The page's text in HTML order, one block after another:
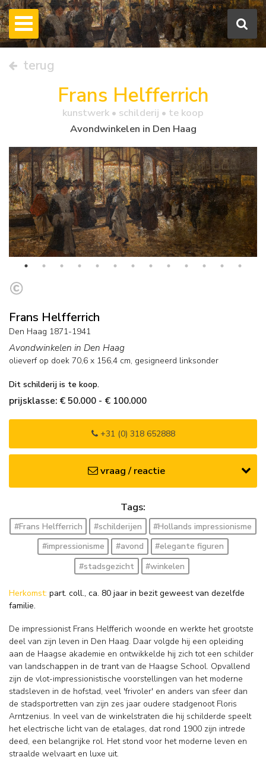
terug
Frans Helfferrich
kunstwerk • schilderij • te koop
Avondwinkelen in Den Haag
Frans Helfferrich
Den Haag 1871-1941
Avondwinkelen in Den Haag
olieverf op doek 70,6 x 156,4 cm, gesigneerd linksonder
Dit schilderij is te koop.
prijsklasse: € 50.000 - € 100.000
+31 (0) 318 652888
vraag / reactie
Tags:
#Frans Helfferrich #schilderijen
#Hollands impressionisme
#impressionisme
#avond
#elegante figuren
#stadsgezicht
#winkelen
Herkomst: part. coll., ca. 80 jaar in bezit geweest van dezelfde
familie.
De impressionist Frans Helfferich woonde en werkte het grootste
deel van zijn leven in Den Haag. Daar volgde hij een opleiding
aan de Haagse akademie en ontwikkelde hij zich tot een schilder
van landschappen in de trant van de Haagse School. Opvallend
zijn de vlot-impressionistische voorstellingen van het moderne
stadsleven in de hofstad, veel 'frivoler' en anders van sfeer dan
de stadsportretten van zijn zes jaar oudere stadgenoot Floris
Arntzenius. In veel van de winkelstraten die hij schilderde speelt
het electrische licht van de etalages, dat rond 1900 zijn intrede
deed, een belangrijke rol. Het stond voor het moderne leven en
straalde welvaart en luxe uit.